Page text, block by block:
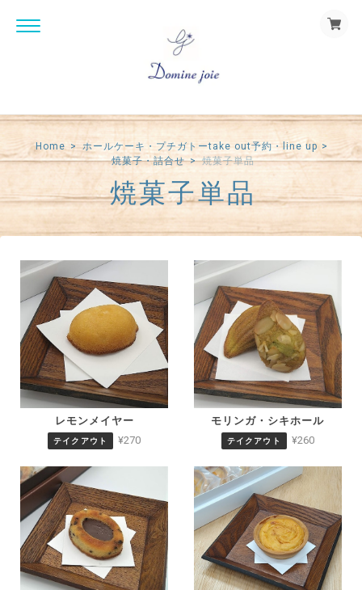
Home
ホールケーキ・プチガトーtake out予約・line up
焼菓子・詰合せ
焼菓子単品
焼菓子単品
レモンメイヤー
テイクアウト ¥270
モリンガ・シキホール
テイクアウト ¥260